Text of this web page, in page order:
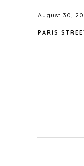
August 30,
PARIS